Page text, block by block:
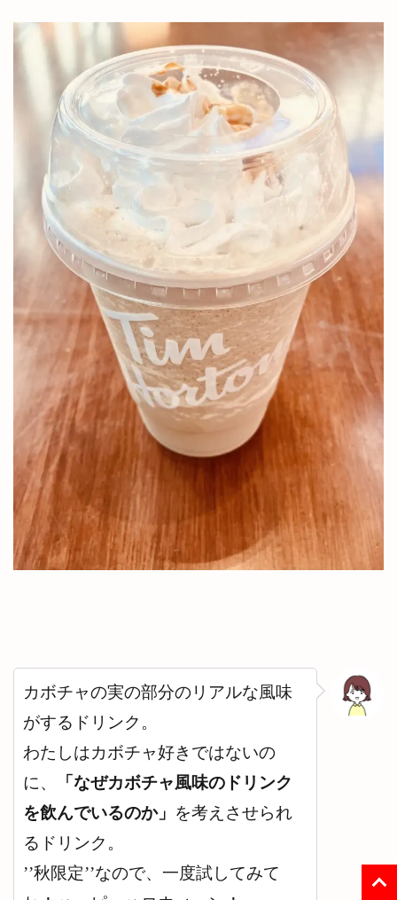
カボチャの実の部分のリアルな風味
がするドリンク。
わたしはカボチャ好きではないの
に、
「なぜカボチャ風味のドリンク
を飲んでいるのか」 を考えさせられ
るドリンク。
’’秋限定’’なので、一度試してみて